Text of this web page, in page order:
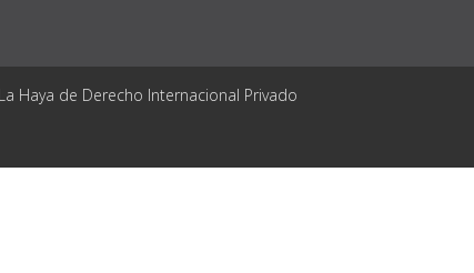
Haya de Derecho Internacional Privado